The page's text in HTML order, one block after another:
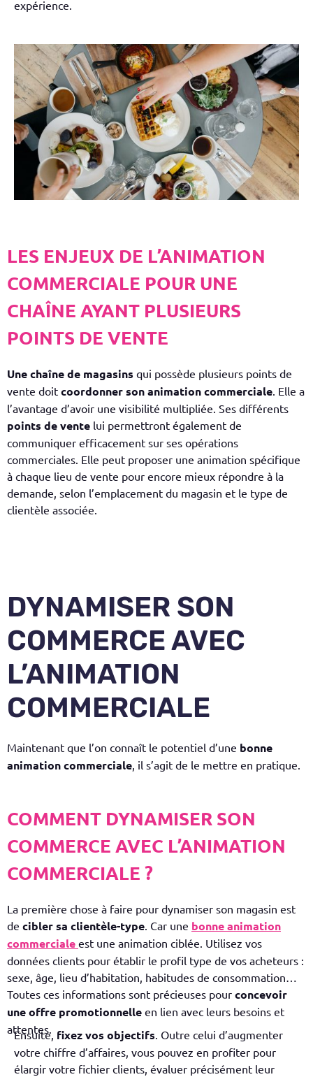
expérience.
​LES ENJEUX DE L’ANIMATION
COMMERCIALE POUR UNE
CHAÎNE AYANT PLUSIEURS
POINTS DE VENTE
Unechaîne de magasins qui possède plusieurs points de
vente doit coordonner son animation commerciale . Elle a
l’avantage d’avoir une visibilité multipliée. Ses différents
points de vente lui permettront également de
communiquer efficacement sur ses opérations
commerciales. Elle peut proposer une animation spécifique
à chaque lieu de vente pour encore mieux répondre à la
demande, selon l’emplacement du magasin et le type de
clientèle associée.
DYNAMISER SON
COMMERCE AVEC
L’ANIMATION
COMMERCIALE
Maintenant que l’on connaît le potentiel d’une bonne
animation commerciale , il s’agit de le mettre en pratique.
COMMENT DYNAMISER SON
COMMERCE AVEC L’ANIMATION
COMMERCIALE ?
La première chose à faire pour dynamiser son magasin est
de cibler sa clientèle-type . Car une bonne animation
commerciale est une animation ciblée. Utilisez vos
données clients pour établir le profil type de vos acheteurs :
sexe, âge, lieu d’habitation, habitudes de consommation…
Toutes ces informations sont précieuses pour concevoir
une offre promotionnelle en lien avec leurs besoins et
attentes.
Ensuite, fixez vos objectifs . Outre celui d’augmenter
votre chiffre d’affaires, vous pouvez en profiter pour
élargir votre fichier clients, évaluer précisément leur